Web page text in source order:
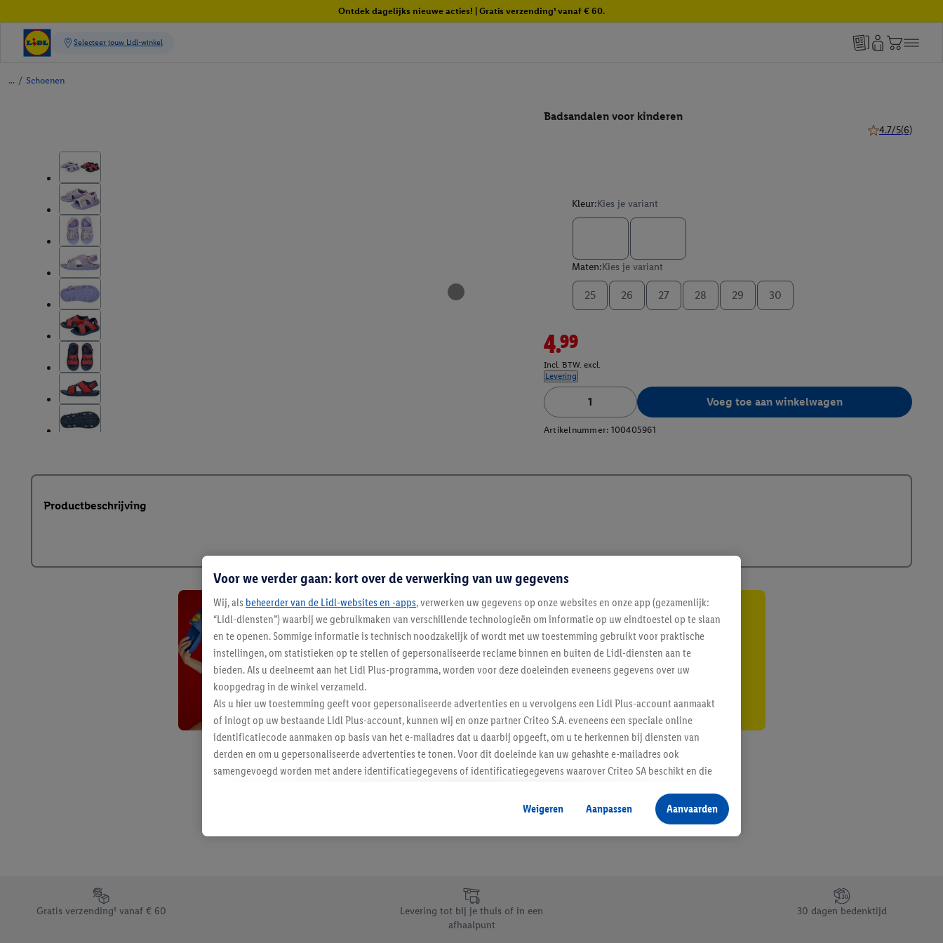
Ontdek dagelijks nieuwe acties! | Gratis verzending¹ vanaf € 60.
/ Schoenen
Badsandalen voor kinderen
4.7/5(6)
Kleur:Kies je variant
Maten:Kies je variant
25 26 27 28 29 30
4.99
Incl. BTW. excl.
Levering
Voeg toe aan winkelwagen
Artikelnummer: 100405961
Productbeschrijving
Blijf op de hoogte
Schrijf je in op de newsletter
Footerelement met de verschillende USPs van Lidl.be
Gratis verzending¹ vanaf € 60
Levering tot bij je thuis of in een
afhaalpunt
30 dagen bedenktijd
Voor we verder gaan: kort over de verwerking van uw gegevens
Wij, als beheerder van de Lidl-websites en -apps, verwerken uw gegevens op onze websites en onze app (gezamenlijk:
“Lidl-diensten”) waarbij we gebruikmaken van verschillende technologieën om informatie op uw eindtoestel op te slaan
en te openen. Sommige informatie is technisch noodzakelijk of wordt met uw toestemming gebruikt voor praktische
instellingen, om statistieken op te stellen of gepersonaliseerde reclame binnen en buiten de Lidl-diensten aan te
bieden. Als u deelneemt aan het Lidl Plus-programma, worden voor deze doeleinden eveneens gegevens over uw
koopgedrag in de winkel verzameld.
Als u hier uw toestemming geeft voor gepersonaliseerde advertenties en u vervolgens een Lidl Plus-account aanmaakt
of inlogt op uw bestaande Lidl Plus-account, kunnen wij en onze partner Criteo S.A. eveneens een speciale online
identificatiecode aanmaken op basis van het e-mailadres dat u daarbij opgeeft, om u te herkennen bij diensten van
derden en om u gepersonaliseerde advertenties te tonen. Voor dit doeleinde kan uw gehashte e-mailadres ook
samengevoegd worden met andere identificatiegegevens of identificatiegegevens waarover Criteo SA beschikt en die
Als u hiermee akkoord gaat, kunnen advertenties in het kader van retargeting, d.w.z. advertenties voor producten waarin
u interesse hebt getoond (bijvoorbeeld door het product in de webshop aan uw winkelmandje toe te voegen, maar het
niet te kopen), ook op verschillende apparaten en verschillende Lidl-diensten worden weergegeven als er met behulp
Onder “Aanpassen” kunt u individuele doeleinden toestaan en meer informatie vinden over de gegevensverwerking.
Door op “weigeren” te klikken, kunt u alleen het gebruik van de noodzakelijke technologieën toestaan. Door op
“aanvaarden” te klikken, stemt u in met alle verwerkingen voor alle bovengenoemde doeleinden. Meer informatie,
Weigeren Aanpassen Aanvaarden